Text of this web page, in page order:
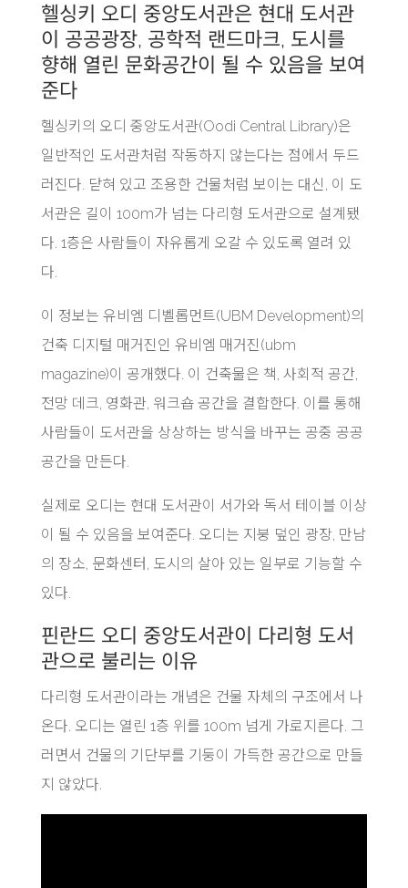
헬싱키 오디 중앙도서관은 현대 도서관
이 공공광장, 공학적 랜드마크, 도시를
향해 열린 문화공간이 될 수 있음을 보여
준다
헬싱키의 오디 중앙도서관(Oodi Central Library)은
일반적인 도서관처럼 작동하지 않는다는 점에서 두드
러진다. 닫혀 있고 조용한 건물처럼 보이는 대신, 이 도
서관은 길이 100m가 넘는 다리형 도서관으로 설계됐
다. 1층은 사람들이 자유롭게 오갈 수 있도록 열려 있
다.
이 정보는 유비엠 디벨롭먼트(UBM Development)의
건축 디지털 매거진인 유비엠 매거진(ubm
magazine)이 공개했다. 이 건축물은 책, 사회적 공간,
전망 데크, 영화관, 워크숍 공간을 결합한다. 이를 통해
사람들이 도서관을 상상하는 방식을 바꾸는 공중 공공
공간을 만든다.
실제로 오디는 현대 도서관이 서가와 독서 테이블 이상
이 될 수 있음을 보여준다. 오디는 지붕 덮인 광장, 만남
의 장소, 문화센터, 도시의 살아 있는 일부로 기능할 수
있다.
핀란드 오디 중앙도서관이 다리형 도서
관으로 불리는 이유
다리형 도서관이라는 개념은 건물 자체의 구조에서 나
온다. 오디는 열린 1층 위를 100m 넘게 가로지른다. 그
러면서 건물의 기단부를 기둥이 가득한 공간으로 만들
지 않았다.